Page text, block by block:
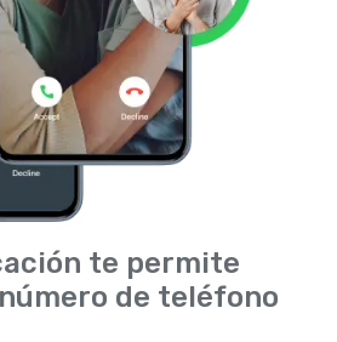
te permite
de teléfono